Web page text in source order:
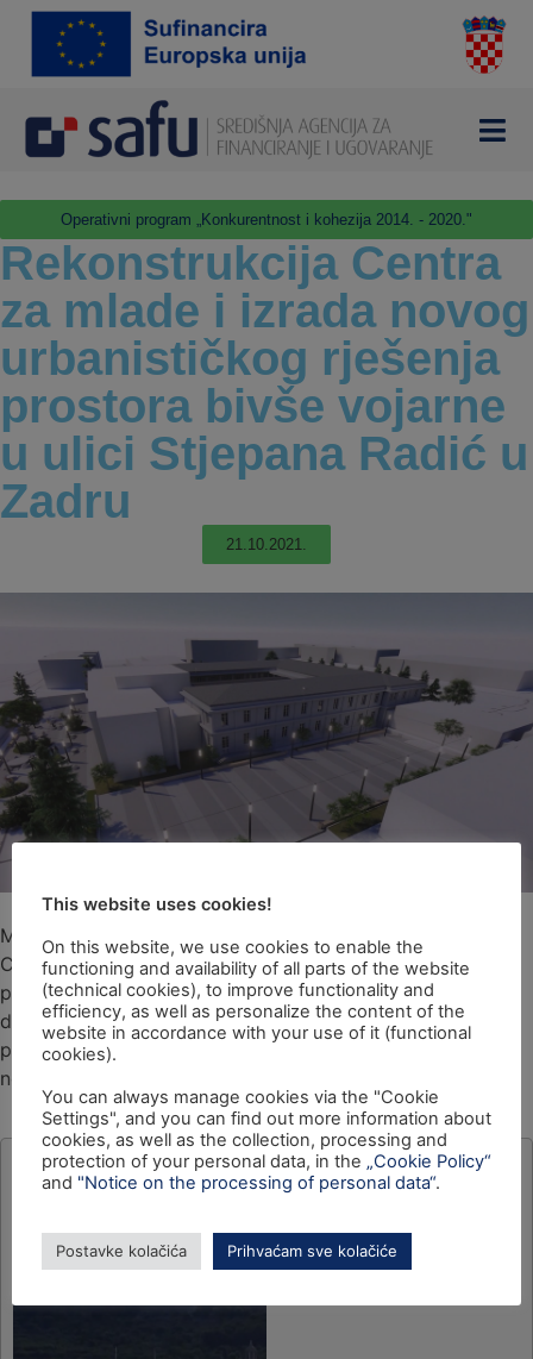
Operativni program „Konkurentnost i kohezija 2014. - 2020."
Rekonstrukcija Centra
za mlade i izrada novog
urbanističkog rješenja
prostora bivše vojarne
u ulici Stjepana Radić u
Zadru
21.10.2021.
Mladi u Zadru nakon realizacije projekta „Rekonstrukcija
Centra za mlade i izrada novog urbanističkog rješenja
prostora bivše vojarne u ulici Stjepana Radić u Zadru“
dobit će novi društveno-kulturni centar, multifunkcionalni
prostor prilagođenom potrebama udruga mladih i
nezavisne kulturne scene.
This website uses cookies!
On this website, we use cookies to enable the
functioning and availability of all parts of the website
(technical cookies), to improve functionality and
efficiency, as well as personalize the content of the
website in accordance with your use of it (functional
cookies).
You can always manage cookies via the "Cookie
Settings", and you can find out more information about
cookies, as well as the collection, processing and
protection of your personal data, in the „Cookie Policy“
and "Notice on the processing of personal data“.
Postavke kolačića Prihvaćam sve kolačiće